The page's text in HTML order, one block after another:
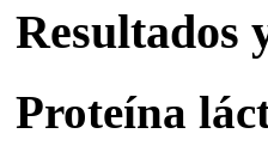
Resultados
Proteína